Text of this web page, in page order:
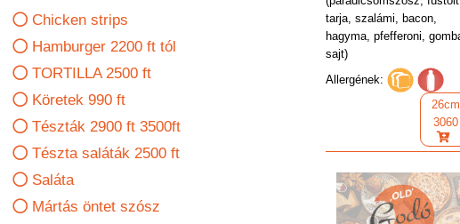
Chicken strips
Hamburger 2200 ft tól
TORTILLA 2500 ft
Köretek 990 ft
Tészták 2900 ft 3500ft
Tészta saláták 2500 ft
Saláta
Mártás öntet szósz
tarja, szalámi, bacon,
hagyma, pfefferoni,
sajt)
Allergének:
26cm
3060